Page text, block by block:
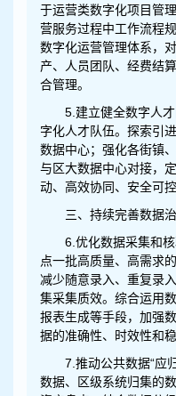
于运营类数字化项目管
营服务过程中工作流程
数字化运营管理体系，
产、人员团队、经费结
合管理。
5.建立健全数字人才
字化人才队伍。探索引
数据中心；强化各街镇
与区大数据中心对接，
动、高效协同、安全可
三、持续完善数据
6.优化数据采集和
点一批高质量、高需求
减少随意录入、重复录
集采集质效。综合运用
报表生成等手段，加强
据的准确性、时效性和稳
7.推动公共数据“应
数据、区级系统归集的